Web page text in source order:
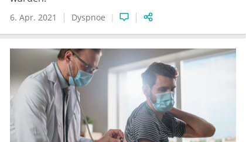
6. Apr. 2021 Dyspnoe